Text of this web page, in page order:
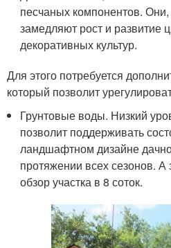
песчаных компонентов.
замедляют рост и развитие
декоративных культур.
Для этого потребуется
который позволит
Грунтовые воды. Низкий
позволит поддерживать
ландшафтном дизайне
протяжении всех сезонов. А
обзор участка в 8 соток.